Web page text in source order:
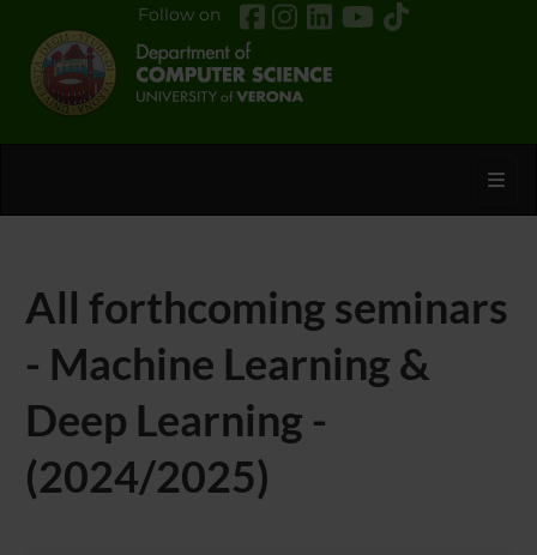
Follow on
All forthcoming seminars
- Machine Learning &
Deep Learning -
(2024/2025)